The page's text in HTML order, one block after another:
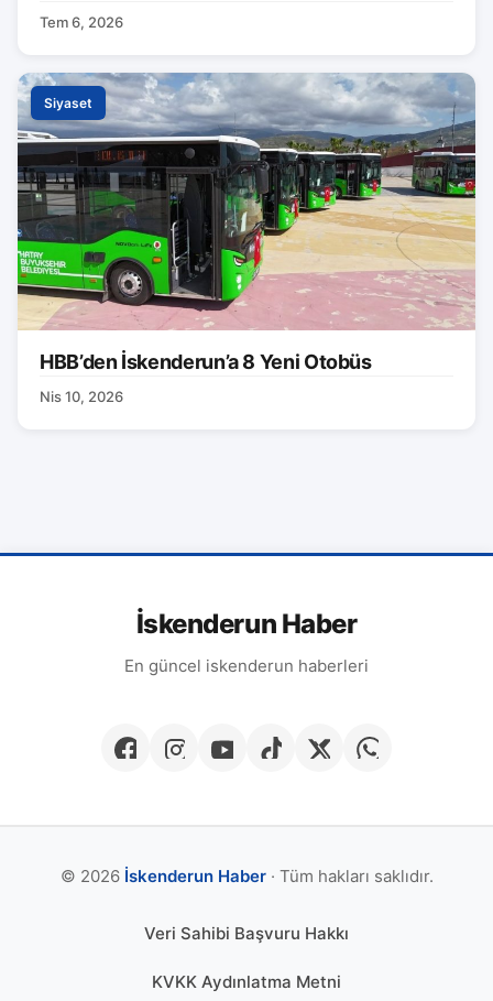
Tem 6, 2026
Siyaset
HBB’den İskenderun’a 8 Yeni Otobüs
Nis 10, 2026
İskenderun Haber
En güncel iskenderun haberleri
© 2026 İskenderun Haber· Tüm hakları saklıdır.
Veri Sahibi Başvuru Hakkı
KVKK Aydınlatma Metni